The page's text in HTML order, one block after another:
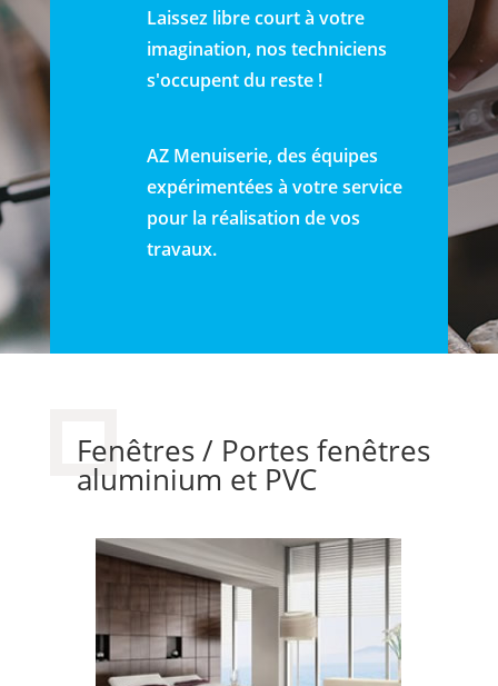
Laissez libre court à votre
imagination, nos techniciens
s'occupent du reste !
AZ Menuiserie, des équipes
expérimentées à votre service
pour la réalisation de vos
travaux.
Fenêtres / Portes fenêtres
aluminium et PVC